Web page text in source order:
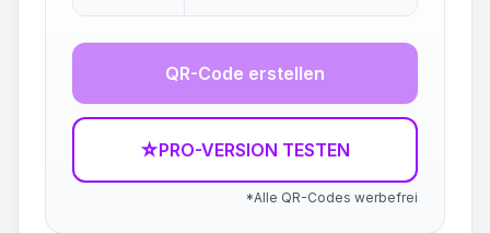
QR-Code erstellen
☆PRO-VERSION TESTEN
*Alle QR-Codes werbefrei